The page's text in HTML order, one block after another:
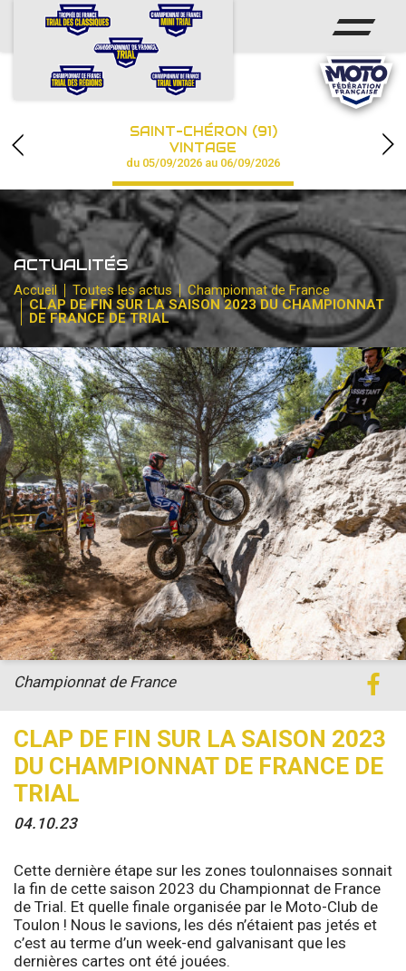
ACCUEIL
CALENDRIER
CHAMPIONNAT
RÉSULTATS
PHOTOS / VIDÉOS
PARTENAIRES
SAINT-CHÉRON (91)
VINTAGE
du 05/09/2026 au 06/09/2026
ACTUALITÉS
Accueil Toutes les actus
Championnat de France
CLAP DE FIN SUR LA SAISON 2023 DU CHAMPIONNAT
DE FRANCE DE TRIAL
CLAP DE FIN SUR LA SAISON 2023
DU CHAMPIONNAT DE FRANCE DE
TRIAL
04.10.23
Championnat de France
Cette dernière étape sur les zones toulonnaises sonnait
la fin de cette saison 2023 du Championnat de France
de Trial. Et quelle finale organisée par le Moto-Club de
Toulon ! Nous le savions, les dés n’étaient pas jetés et
c’est au terme d’un week-end galvanisant que les
dernières cartes ont été jouées.